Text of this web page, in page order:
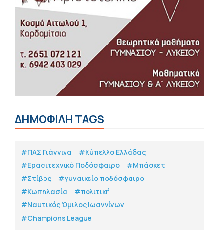
ΔΗΜΟΦΙΛΗ TAGS
#ΠΑΣ Γιάννινα
#Κύπελλο Ελλάδας
#Eρασιτεχνικό Ποδόσφαιρο
#Μπάσκετ
#Στίβος
#γυναικείο ποδόσφαιρο
#Κωπηλασία
#πολιτική
#Ναυτικός Όμιλος Ιωαννίνων
#Champions League